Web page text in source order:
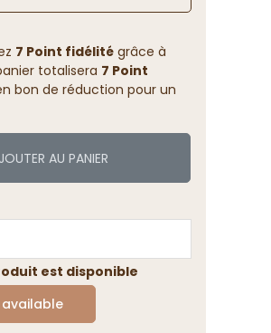
7 Point fidélitégrâce à
totalisera 7 Point
bon de réduction pour un
AU PANIER
est disponible
available